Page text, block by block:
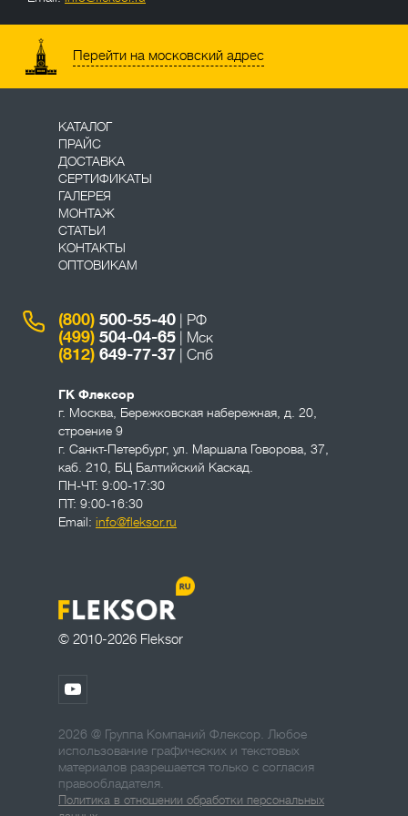
Перейти на московский адрес
© 2010-2026 Fleksor
КАТАЛОГ
ПРАЙС
ДОСТАВКА
СЕРТИФИКАТЫ
ГАЛЕРЕЯ
МОНТАЖ
СТАТЬИ
КОНТАКТЫ
ОПТОВИКАМ
(800) 500-55-40 | РФ
(499) 504-04-65 | Мск
(812) 649-77-37 | Спб
ГК Флексор
г. Москва Бережковская набережная, д. 20,
строение 9
г. Санкт-Петербург, ул. Маршала Говорова, 37,
каб. 210, БЦ Балтийский Каскад.
ПН-ЧТ: 9:00-17:30
ПТ: 9:00-16:30
Email: info@fleksor.ru
2026 @ Группа Компаний Флексор. Любое
использование графических и текстовых
материалов разрешается только с согласия
правообладателя.
Политика в отношении обработки персональных